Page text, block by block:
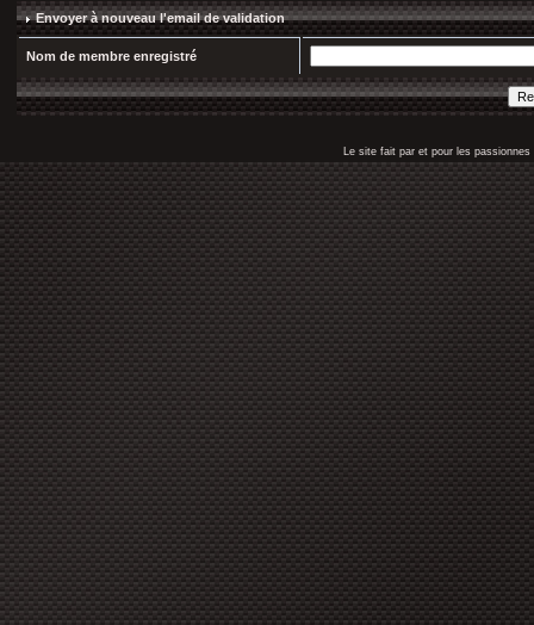
Envoyer à nouveau l'email de validation
Nom de membre enregistré
Le site fait par et pour les